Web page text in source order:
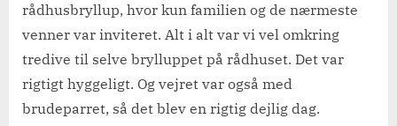
rådhusbryllup, hvor kun familien og de nærmeste
venner var inviteret. Alt i alt var vi vel omkring
tredive til selve brylluppet på rådhuset. Det var
rigtigt hyggeligt. Og vejret var også med
brudeparret, så det blev en rigtig dejlig dag.